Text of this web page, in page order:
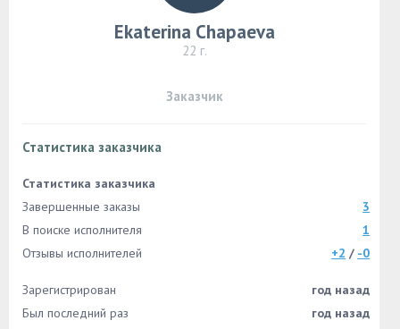
Ekaterina Chapaeva
22 г.
Заказчик
Статистика заказчика
Статистика заказчика
Завершенные заказы
3
В поиске исполнителя
1
Отзывы исполнителей
+2 / -0
Зарегистрирован
год назад
Был последний раз
год назад